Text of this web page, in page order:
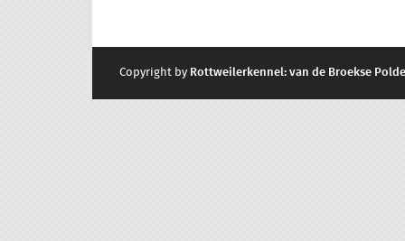
Copyright by Rottweilerkennel: van de Broekse